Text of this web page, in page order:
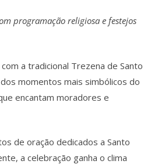
programação religiosa e festejos
a tradicional Trezena de Santo
momentos mais simbólicos do
encantam moradores e
de oração dedicados a Santo
a celebração ganha o clima